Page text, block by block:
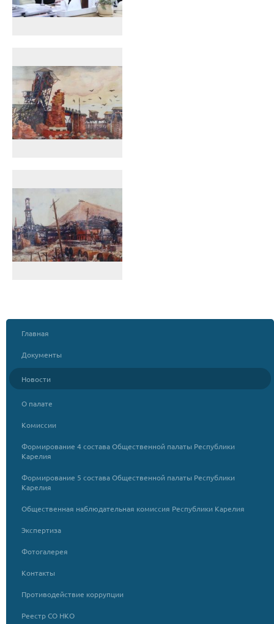
Главная
Документы
Новости
О палате
Комиссии
Формирование 4 состава Общественной палаты Республики
Карелия
Формирование 5 состава Общественной палаты Республики
Карелия
Общественная наблюдательная комиссия Республики Карелия
Экспертиза
Фотогалерея
Контакты
Противодействие коррупции
Реестр СО НКО